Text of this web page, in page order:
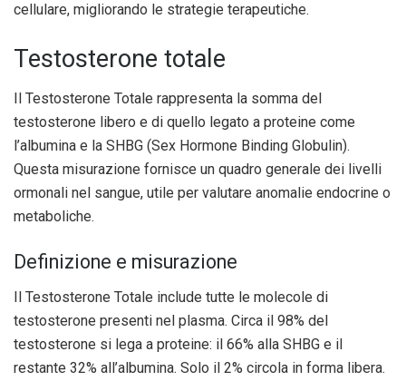
cellulare, migliorando le strategie terapeutiche.
Testosterone totale
Il Testosterone Totale rappresenta la somma del
testosterone libero e di quello legato a proteine come
l’albumina e la SHBG (Sex Hormone Binding Globulin).
Questa misurazione fornisce un quadro generale dei livelli
ormonali nel sangue, utile per valutare anomalie endocrine o
metaboliche.
Definizione e misurazione
Il Testosterone Totale include tutte le molecole di
testosterone presenti nel plasma. Circa il 98% del
testosterone si lega a proteine: il 66% alla SHBG e il
restante 32% all’albumina. Solo il 2% circola in forma libera.